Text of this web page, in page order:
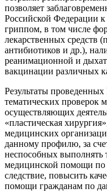
позволяет
Российской Федерации к
гриппом, в том числе
лекарственных средств
антибиотиков и др.),
реанимационной и
вакцинации различных
Результаты
тематических проверок
осуществляющих
«пластическая
медицинских
данному профилю, за
неспособных выполнять
медицинской помощи по
следствие, повысить
помощи гражданам по